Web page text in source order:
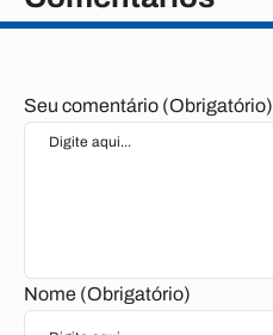
Seu comentário (Obrigatório)
Nome (Obrigatório)